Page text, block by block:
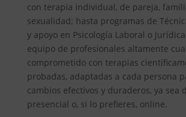
con terapia individual, de pareja,
sexualidad; hasta programas de
y apoyo en Psicología Laboral o
equipo de profesionales altamente
comprometido con terapias
probadas, adaptadas a cada persona
cambios efectivos y duraderos, ya sea
presencial o, si lo prefieres, online.